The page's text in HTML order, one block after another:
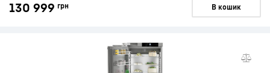
130 999 грн В кошик